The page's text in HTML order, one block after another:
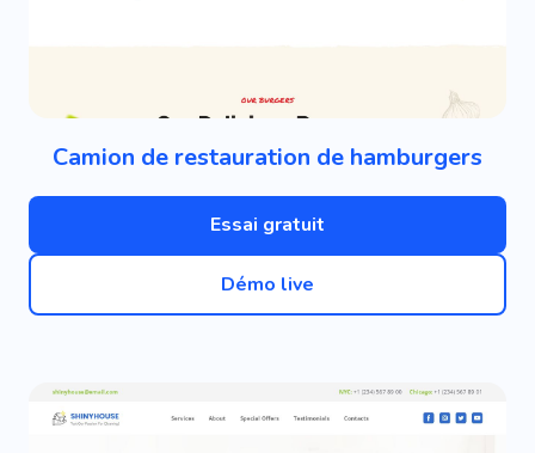
Camion de restauration de hamburgers
Essai gratuit
Démo live